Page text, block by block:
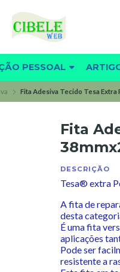
PESSOAL
Fita Adesiva Tecido Tesa Extra
Fita
DESCRIÇÃO
Tesa® extra
A fita de
desta
É uma fita
aplicações
Pode ser
resistente a